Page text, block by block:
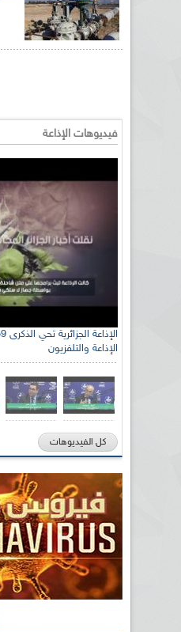
فيديوهات الإذاعة
الإذاعة والتلفزيون
كل الفيديوهات